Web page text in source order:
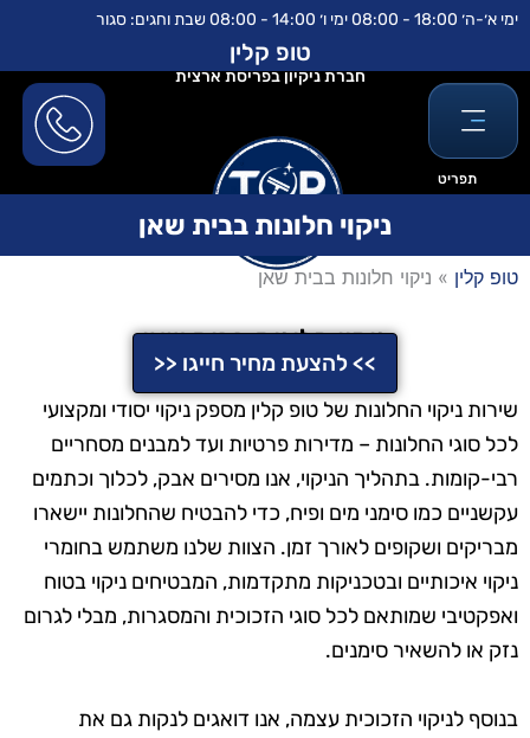
לתוכן
דילוג
ימי א׳-ה׳ 18:00 - 08:00 ימי ו׳ 14:00 - 08:00 שבת וחגים: סגור
תפריט
טופ קלין
חברת ניקיון בפריסת ארצית
ניקוי חלונות בבית שאן
טופ קלין » ניקוי חלונות בבית שאן
ניקוי חלונות בבית שאן
>> להצעת מחיר חייגו <<
שירות ניקוי החלונות של טופ קלין מספק ניקוי יסודי ומקצועי
לכל סוגי החלונות – מדירות פרטיות ועד למבנים מסחריים
רבי-קומות. בתהליך הניקוי, אנו מסירים אבק, לכלוך וכתמים
עקשניים כמו סימני מים ופיח, כדי להבטיח שהחלונות יישארו
מבריקים ושקופים לאורך זמן. הצוות שלנו משתמש בחומרי
ניקוי איכותיים ובטכניקות מתקדמות, המבטיחים ניקוי בטוח
ואפקטיבי שמותאם לכל סוגי הזכוכית והמסגרות, מבלי לגרום
נזק או להשאיר סימנים.
בנוסף לניקוי הזכוכית עצמה, אנו דואגים לנקות גם את